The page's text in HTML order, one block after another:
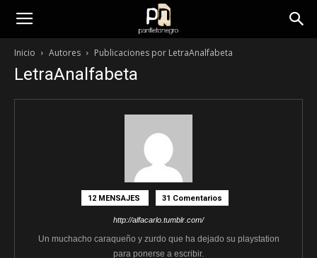
panfletonegro
Inicio Autores Publicaciones por LetraAnalfabeta
LetraAnalfabeta
12 MENSAJES 31 Comentarios
http://alfacarlo.tumblr.com/
Un muchacho caraqueño y zurdo que ha dejado su playstation
para ponerse a escribir.